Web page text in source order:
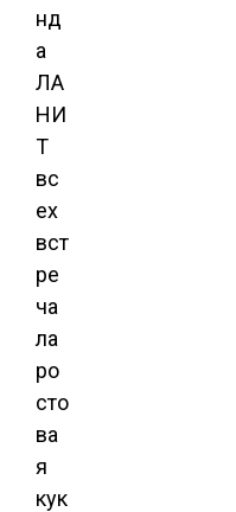
нд
а
ЛА
НИ
Т
вс
ех
вст
ре
ча
ла
ро
сто
ва
я
кук